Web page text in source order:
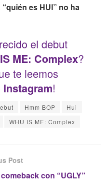
es HUI” no ha
el debut
ME: Complex?
te leemos
Instagram!
Hmm BOP
Hui
WHU IS ME: Complex
Post
con “UGLY”